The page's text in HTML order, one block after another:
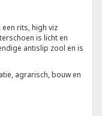
rits, high viz
is licht en
antislip zool en is
agrarisch, bouw en